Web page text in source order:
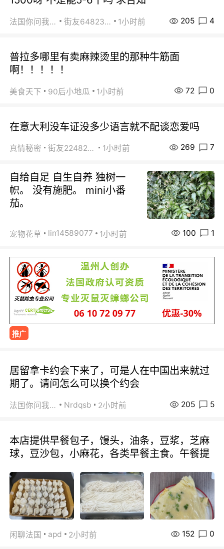
法国你问我答 街友64823891 1小时前 205 4
普拉多哪里有卖麻辣烫里的那种牛筋面
啊！！！！！
美食天下 90后小地瓜 1小时前 72 0
在意大利没车证没多少语言就不配谈恋爱吗
真情秘密 街友22482465 1小时前 269 7
自给自足 自生自养 独树一
帜。 没有施肥。 mini小番
茄。
宠物花草 lin14589077 1小时前 100 1
推广
居留拿卡约会下来了，可是人在中国出来就过
期了。请问怎么可以换个约会
法国你问我答 Nrdqsb 2小时前 205 5
本店提供早餐包子，馒头，油条，豆浆，芝麻
球，豆沙包，小麻花，各类早餐主食。午餐提
闲聊法国 apd 2小时前 152 0